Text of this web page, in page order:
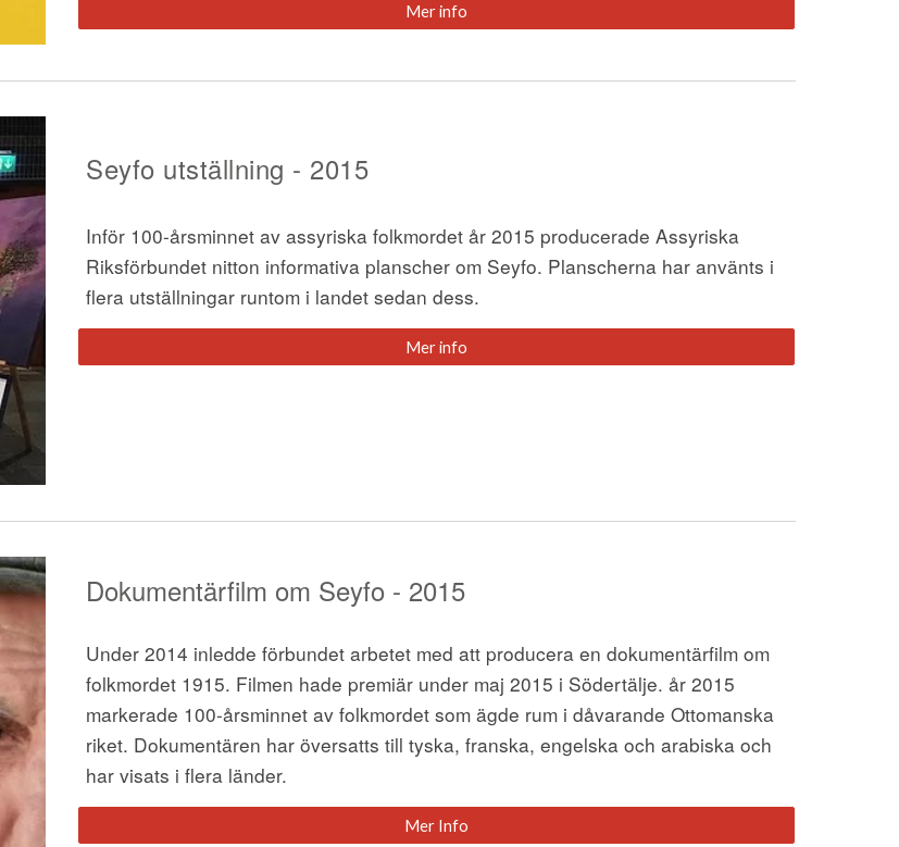
Mer info
Seyfo utställning - 2015
Riksförbundet nitton informativa planscher om Seyfo. Planscherna har använts i
flera utställningar runtom i landet sedan dess.
Mer info
Dokumentärfilm om Seyfo - 2015
Under 2014 inledde förbundet arbetet med att producera en dokumentärfilm om
folkmordet 1915. Filmen hade premiär under maj 2015 i Södertälje. år 2015
markerade 100-årsminnet av folkmordet som ägde rum i dåvarande Ottomanska
riket. Dokumentären har översatts till tyska, franska, engelska och arabiska och
har visats i flera länder.
Mer Info